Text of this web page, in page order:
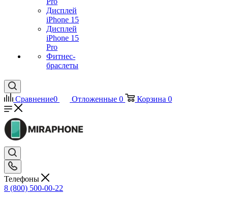
Дисплей
iPhone 15
Дисплей
iPhone 15
Pro
Фитнес-
браслеты
Сравнение0 Отложенные 0 Корзина 0
Телефоны
8 (800) 500-00-22